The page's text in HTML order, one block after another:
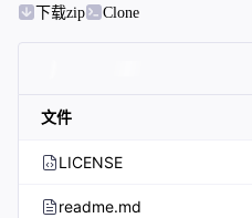
下载zip
Clone
文件
LICENSE
readme.md